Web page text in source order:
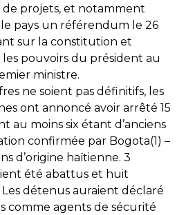
projets, et notamment
le pays un référendum le 26
sur la constitution et
pouvoirs du président au
ministre.
ne soient pas définitifs, les
ont annoncé avoir arrêté 15
au moins six étant d’anciens
confirmée par Bogota(1) –
d’origine haïtienne. 3
été abattus et huit
détenus auraient déclaré
comme agents de sécurité